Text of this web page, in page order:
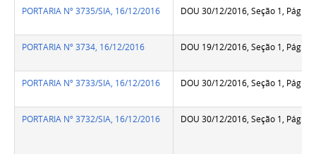
PORTARIA Nº 3735/SIA, 16/12/2016 DOU 30/12/2016, Seção 1,
PORTARIA Nº 3734, 16/12/2016 DOU 19/12/2016, Seção 1,
PORTARIA Nº 3733/SIA, 16/12/2016 DOU 30/12/2016, Seção 1,
PORTARIA Nº 3732/SIA, 16/12/2016 DOU 30/12/2016, Seção 1,